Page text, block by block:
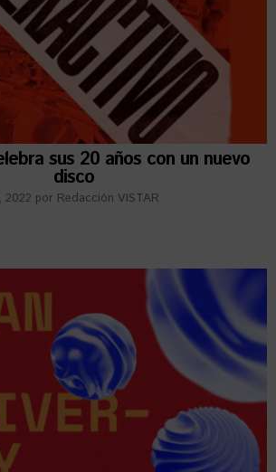
sus 20 años con un nuevo
disco
2022 por Redacción VISTAR